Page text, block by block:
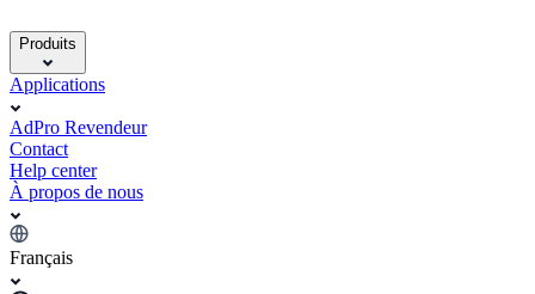
Produits
Applications
AdPro Revendeur
Contact
Help center
À propos de nous
Français